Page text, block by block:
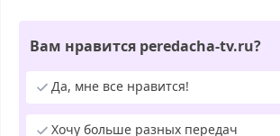
Вам нравится peredacha-tv.ru?
Да, мне все нравится!
Хочу больше разных передач